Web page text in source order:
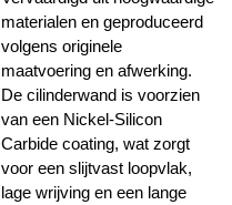
materialen en geproduceerd
volgens originele
maatvoering en afwerking.
De cilinderwand is voorzien
van een Nickel-Silicon
Carbide coating, wat zorgt
voor een slijtvast loopvlak,
lage wrijving en een lange